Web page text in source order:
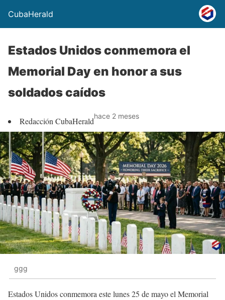
CubaHerald
Estados Unidos conmemora el
Memorial Day en honor a sus
soldados caídos
Redacción CubaHeraldhace 2 meses
ggg
Estados Unidos conmemora este lunes 25 de mayo el Memorial